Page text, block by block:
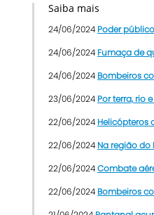
Saiba mais
24/06/2024 Poder
24/06/2024 Fumaça de
24/06/2024 Bombeiros
23/06/2024 Por terra, rio
22/06/2024 Helicópteros
22/06/2024 Na região
22/06/2024Combate
22/06/2024 Bombeiros